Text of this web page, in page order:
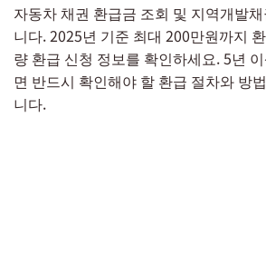
자동차 채권 환급금 조회 및 지역개발
니다. 2025년 기준 최대 200만원까지
량 환급 신청 정보를 확인하세요. 5년
면 반드시 확인해야 할 환급 절차와 방
니다.